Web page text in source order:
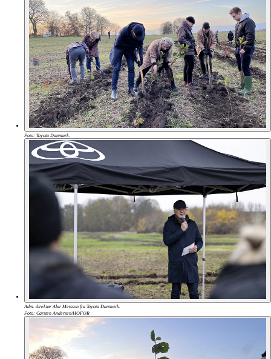
Foto: Toyota Danmark.
Adm. direktør Alar Metsson fra Toyota Danmark.
Foto: Carsten Andersen/HOFOR